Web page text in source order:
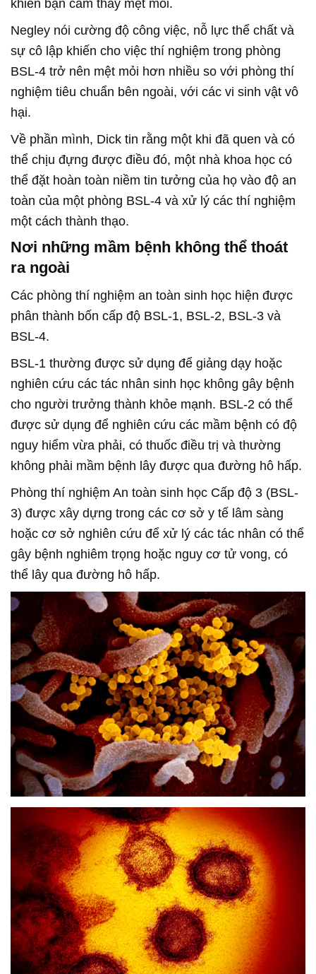
khiến bạn cảm thấy mệt mỏi.
Negley nói cường độ công việc, nỗ lực thể chất và
sự cô lập khiến cho việc thí nghiệm trong phòng
BSL-4 trở nên mệt mỏi hơn nhiều so với phòng thí
nghiệm tiêu chuẩn bên ngoài, với các vi sinh vật vô
hại.
Về phần mình, Dick tin rằng một khi đã quen và có
thể chịu đựng được điều đó, một nhà khoa học có
thể đặt hoàn toàn niềm tin tưởng của họ vào độ an
toàn của một phòng BSL-4 và xử lý các thí nghiệm
một cách thành thạo.
Nơi những mầm bệnh không thể thoát
ra ngoài
Các phòng thí nghiệm an toàn sinh học hiện được
phân thành bốn cấp độ BSL-1, BSL-2, BSL-3 và
BSL-4.
BSL-1 thường được sử dụng để giảng dạy hoặc
nghiên cứu các tác nhân sinh học không gây bệnh
cho người trưởng thành khỏe mạnh. BSL-2 có thể
được sử dụng để nghiên cứu các mầm bệnh có độ
nguy hiểm vừa phải, có thuốc điều trị và thường
không phải mầm bệnh lây được qua đường hô hấp.
Phòng thí nghiệm An toàn sinh học Cấp độ 3 (BSL-
3) được xây dựng trong các cơ sở y tế lâm sàng
hoặc cơ sở nghiên cứu để xử lý các tác nhân có thể
gây bệnh nghiêm trọng hoặc nguy cơ tử vong, có
thể lây qua đường hô hấp.